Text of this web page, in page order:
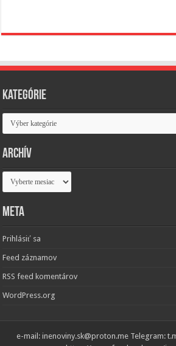
Kategórie
Kategórie
Archív
Archív
Meta
Prihlásiť sa
Feed záznamov
RSS feed komentárov
WordPress.org
e-mail: inenoviny.sk@proton.me Telegram: